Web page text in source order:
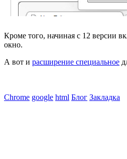
Кроме того, начиная с 12 версии
окно.
А вот и расширение специальное
Chrome google html Блог Закладка